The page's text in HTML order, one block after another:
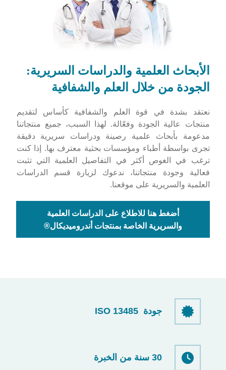
الأبحاث العلمية والدراسات السريرية:
الجودة من خلال العلم والشفافية
نعتقد بشدة في قوة العلم والشفافية كأساس لتقديم
منتجات عالية الجودة وفعّالة. لهذا السبب، جميع منتجاتنا
مدعومة بأبحاث علمية رصينة ودراسات سريرية دقيقة
تجرى بواسطة أطباء ومؤسسات بحثية معترف بها. إذا كنت
ترغب في الغوص أكثر في التفاصيل العلمية التي تثبت
فعالية وجودة منتجاتنا، ندعوك لزيارة قسم الدراسات
العلمية والسريرية على موقعنا.
أضغط هنا للاطلاع على الدراسات العلمية
والسريرية الخاصة بمنتجات أندروميديكال®
جودة ISO 13485
30 سنة من الخبرة